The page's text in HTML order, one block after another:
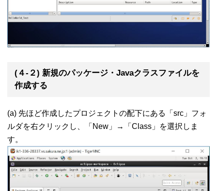
(４-２) 新規のパッケージ・Javaクラスファイルを
作成する
(a) 先ほど作成したプロジェクトの配下にある「src」フォ
ルダを右クリックし、「New」→「Class」を選択しま
す。